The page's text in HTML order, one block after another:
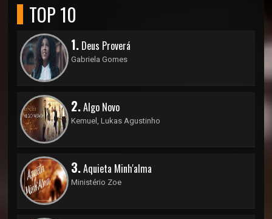
TOP 10
1. Deus Proverá
Gabriela Gomes
2.Algo Novo
Kemuel, Lukas Agustinho
3.Aquieta Minh'alma
Ministério Zoe